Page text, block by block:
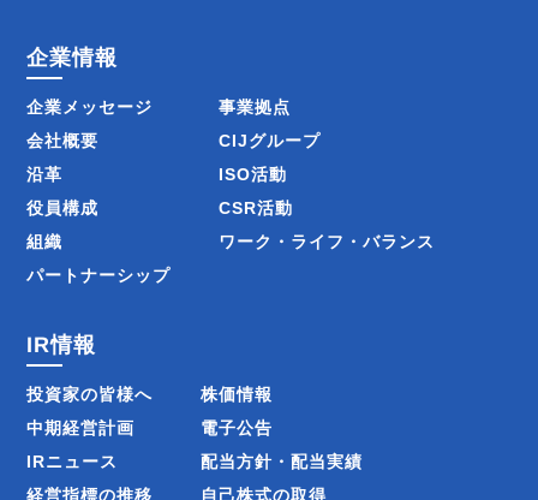
企業情報
企業メッセージ
会社概要
沿革
役員構成
組織
パートナーシップ
事業拠点
CIJグループ
ISO活動
CSR活動
ワーク・ライフ・バランス
IR情報
投資家の皆様へ
中期経営計画
IRニュース
経営指標の推移
株価情報
電子公告
配当方針・配当実績
自己株式の取得